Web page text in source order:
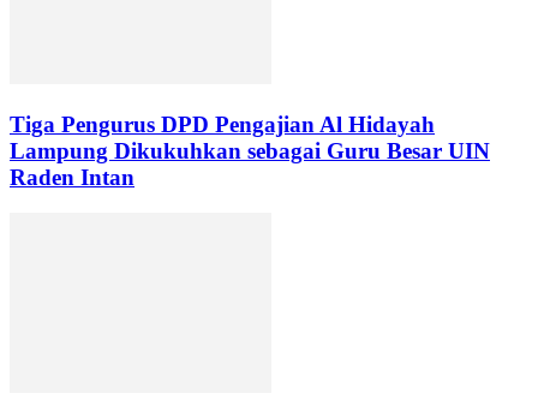
Tiga Pengurus DPD Pengajian Al Hidayah
Lampung Dikukuhkan sebagai Guru Besar UIN
Raden Intan